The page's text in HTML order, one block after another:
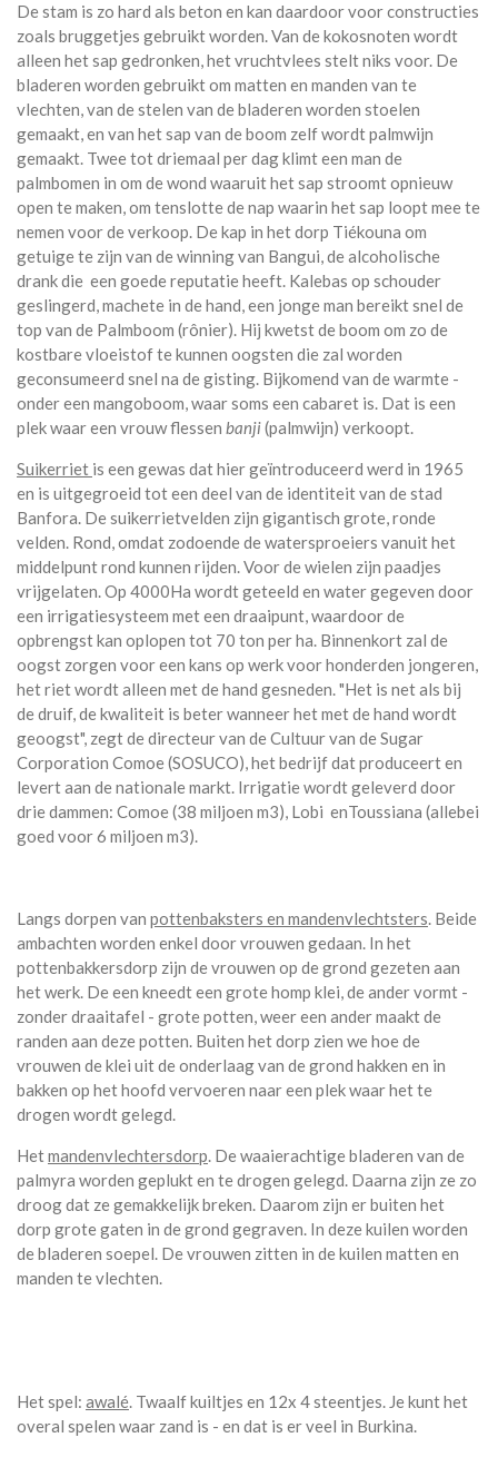
De stam is zo hard als beton en kan daardoor voor constructies
zoals bruggetjes gebruikt worden. Van de kokosnoten wordt
alleen het sap gedronken, het vruchtvlees stelt niks voor. De
bladeren worden gebruikt om matten en manden van te
vlechten, van de stelen van de bladeren worden stoelen
gemaakt, en van het sap van de boom zelf wordt palmwijn
gemaakt. Twee tot driemaal per dag klimt een man de
palmbomen in om de wond waaruit het sap stroomt opnieuw
open te maken, om tenslotte de nap waarin het sap loopt mee te
nemen voor de verkoop. De kap in het dorp Tiékouna om
getuige te zijn van de winning van Bangui, de alcoholische
drank die een goede reputatie heeft. Kalebas op schouder
geslingerd, machete in de hand, een jonge man bereikt snel de
top van de Palmboom (rônier). Hij kwetst de boom om zo de
kostbare vloeistof te kunnen oogsten die zal worden
geconsumeerd snel na de gisting. Bijkomend van de warmte -
onder een mangoboom, waar soms een cabaret is. Dat is een
plek waar een vrouw flessen banji(palmwijn) verkoopt.
Suikerriet is een gewas dat hier geïntroduceerd werd in 1965
en is uitgegroeid tot een deel van de identiteit van de stad
Banfora. De suikerrietvelden zijn gigantisch grote, ronde
velden. Rond, omdat zodoende de watersproeiers vanuit het
middelpunt rond kunnen rijden. Voor de wielen zijn paadjes
vrijgelaten. Op 4000Ha wordt geteeld en water gegeven door
een irrigatiesysteem met een draaipunt, waardoor de
opbrengst kan oplopen tot 70 ton per ha. Binnenkort zal de
oogst zorgen voor een kans op werk voor honderden jongeren,
het riet wordt alleen met de hand gesneden. "Het is net als bij
de druif, de kwaliteit is beter wanneer het met de hand wordt
geoogst", zegt de directeur van de Cultuur van de Sugar
Corporation Comoe (SOSUCO), het bedrijf dat produceert en
levert aan de nationale markt. Irrigatie wordt geleverd door
drie dammen: Comoe (38 miljoen m3), Lobi enToussiana (allebei
goed voor 6 miljoen m3).
Langs dorpen van pottenbaksters en mandenvlechtsters. Beide
ambachten worden enkel door vrouwen gedaan. In het
pottenbakkersdorp zijn de vrouwen op de grond gezeten aan
het werk. De een kneedt een grote homp klei, de ander vormt -
zonder draaitafel - grote potten, weer een ander maakt de
randen aan deze potten. Buiten het dorp zien we hoe de
vrouwen de klei uit de onderlaag van de grond hakken en in
bakken op het hoofd vervoeren naar een plek waar het te
drogen wordt gelegd.
Hetmandenvlechtersdorp. De waaierachtige bladeren van de
palmyra worden geplukt en te drogen gelegd. Daarna zijn ze zo
droog dat ze gemakkelijk breken. Daarom zijn er buiten het
dorp grote gaten in de grond gegraven. In deze kuilen worden
de bladeren soepel. De vrouwen zitten in de kuilen matten en
manden te vlechten.
Het spel: awalé. Twaalf kuiltjes en 12x 4 steentjes. Je kunt het
overal spelen waar zand is - en dat is er veel in Burkina.